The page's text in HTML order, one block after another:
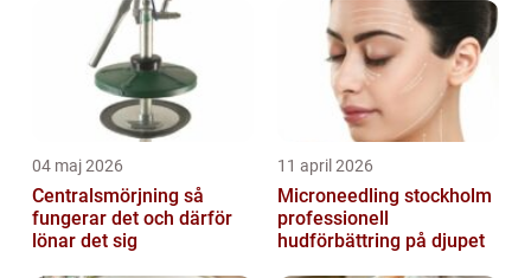
att ...
04 maj 2026
Centralsmörjning så
fungerar det och därför
lönar det sig
11 april 2026
Microneedling stockholm
professionell
hudförbättring på djupet